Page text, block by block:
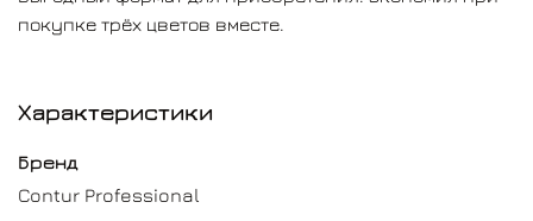
покупке трёх цветов вместе.
Характеристики
Бренд
Contur Professional